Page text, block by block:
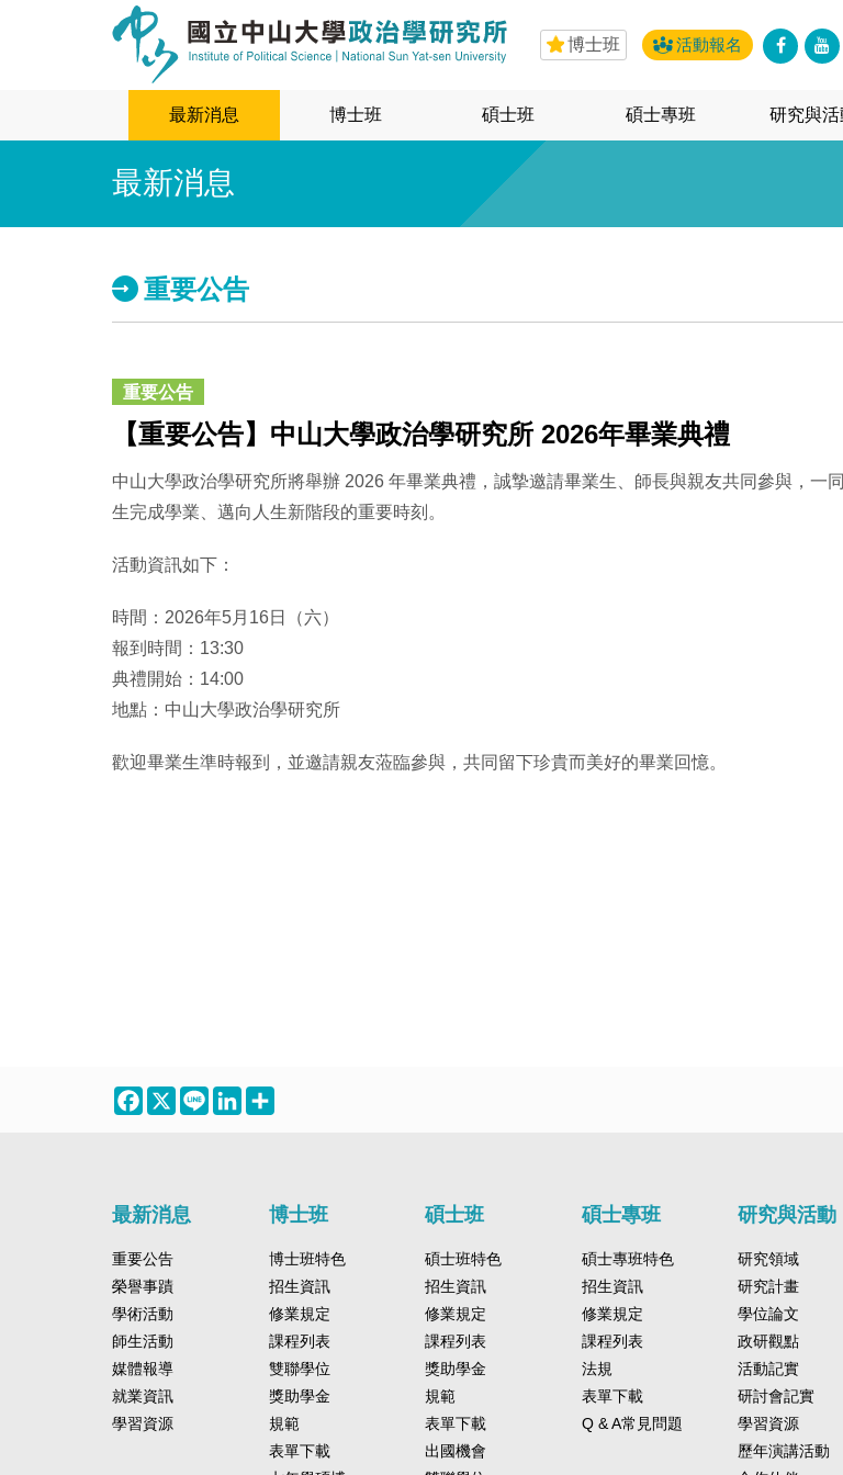
博士班 活動報名
最新消息 博士班 碩士班 碩士專班 研究與活
最新消息
重要公告
重要公告
【重要公告】中山大學政治學研究所 2026年畢業典禮
中山大學政治學研究所將舉辦 2026 年畢業典禮，誠摯邀請畢業生、師長與親友共同參與，一
生完成學業、邁向人生新階段的重要時刻。
活動資訊如下：
時間：2026年5月16日（六）
報到時間：13:30
典禮開始：14:00
地點：中山大學政治學研究所
歡迎畢業生準時報到，並邀請親友蒞臨參與，共同留下珍貴而美好的畢業回憶。
Facebook
X Line LinkedIn
最新消息
重要公告
榮譽事蹟
學術活動
師生活動
媒體報導
就業資訊
學習資源
博士班
博士班特色
招生資訊
修業規定
課程列表
雙聯學位
獎助學金
規範
表單下載
碩士班
碩士班特色
招生資訊
修業規定
課程列表
獎助學金
規範
表單下載
出國機會
碩士專班
碩士專班特色
招生資訊
修業規定
課程列表
法規
表單下載
Q & A常見問題
研究與活動
研究領域
研究計畫
學位論文
政研觀點
活動記實
研討會記實
學習資源
歷年演講活動